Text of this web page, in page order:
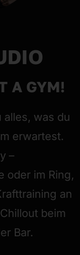
A GYM!
was du
erwartest.
–
oder im Ring,
an
beim
Bar.